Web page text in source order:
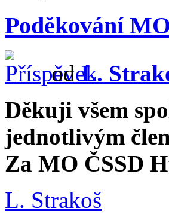
Poděkování
odL.
Děkuji všem
jednotlivým
Za MO ČSSD
L. Strakoš